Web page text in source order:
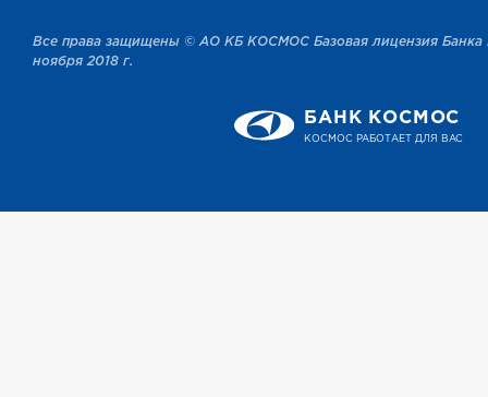
Все права защищены © АО КБ КОСМОС Базовая лицензия Банка
ноября 2018 г.